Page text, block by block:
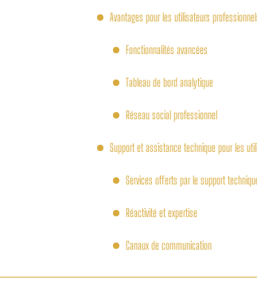
Avantages pour les utilisateurs
Fonctionnalités avancées
Tableau de bord analytique
Réseau social professionnel
Support et assistance technique pour les
Services offerts par le support
Réactivité et expertise
Canaux de communication